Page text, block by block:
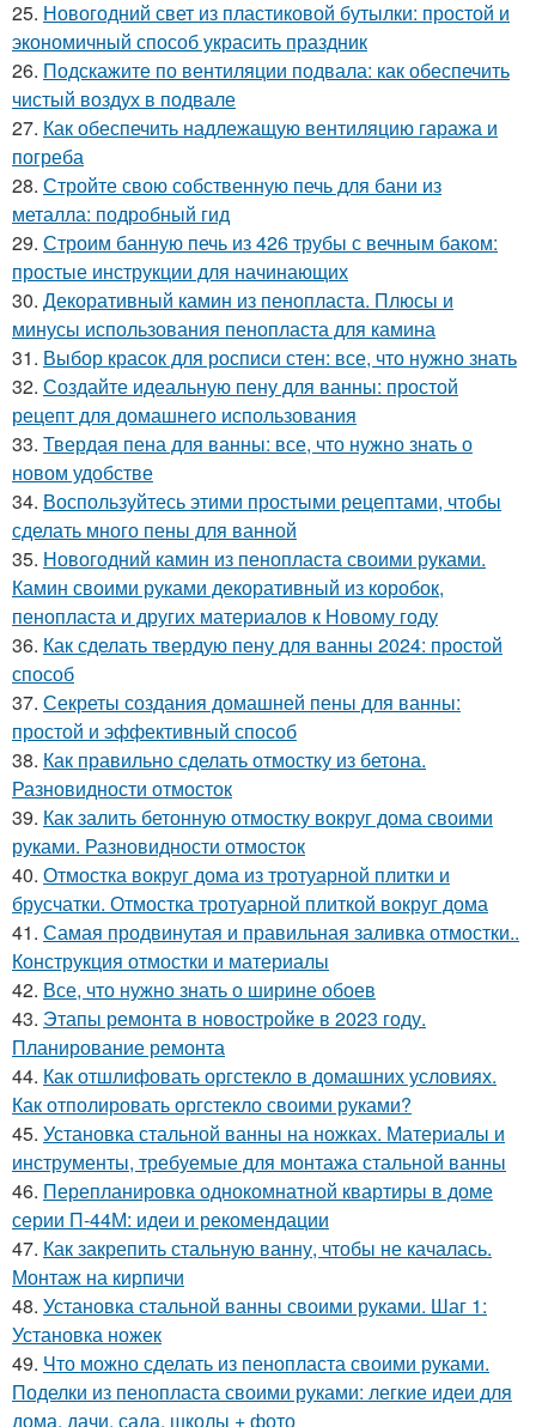
25. Новогодний свет из пластиковой бутылки: простой и
экономичный способ украсить праздник
26. Подскажите по вентиляции подвала: как обеспечить
чистый воздух в подвале
27. Как обеспечить надлежащую вентиляцию гаража и
погреба
28. Стройте свою собственную печь для бани из
металла: подробный гид
29. Строим банную печь из 426 трубы с вечным баком:
простые инструкции для начинающих
30. Декоративный камин из пенопласта. Плюсы и
минусы использования пенопласта для камина
31. Выбор красок для росписи стен: все, что нужно знать
32. Создайте идеальную пену для ванны: простой
рецепт для домашнего использования
33. Твердая пена для ванны: все, что нужно знать о
новом удобстве
34. Воспользуйтесь этими простыми рецептами, чтобы
сделать много пены для ванной
35. Новогодний камин из пенопласта своими руками.
Камин своими руками декоративный из коробок,
пенопласта и других материалов к Новому году
36. Как сделать твердую пену для ванны 2024: простой
способ
37. Секреты создания домашней пены для ванны:
простой и эффективный способ
38. Как правильно сделать отмостку из бетона.
Разновидности отмосток
39. Как залить бетонную отмостку вокруг дома своими
руками. Разновидности отмосток
40. Отмостка вокруг дома из тротуарной плитки и
брусчатки. Отмостка тротуарной плиткой вокруг дома
41. Самая продвинутая и правильная заливка отмостки..
Конструкция отмостки и материалы
42. Все, что нужно знать о ширине обоев
43. Этапы ремонта в новостройке в 2023 году.
Планирование ремонта
44. Как отшлифовать оргстекло в домашних условиях.
Как отполировать оргстекло своими руками?
45. Установка стальной ванны на ножках. Материалы и
инструменты, требуемые для монтажа стальной ванны
46. Перепланировка однокомнатной квартиры в доме
серии П-44М: идеи и рекомендации
47. Как закрепить стальную ванну, чтобы не качалась.
Монтаж на кирпичи
48. Установка стальной ванны своими руками. Шаг 1:
Установка ножек
49. Что можно сделать из пенопласта своими руками.
Поделки из пенопласта своими руками: легкие идеи для
дома, дачи, сада, школы + фото